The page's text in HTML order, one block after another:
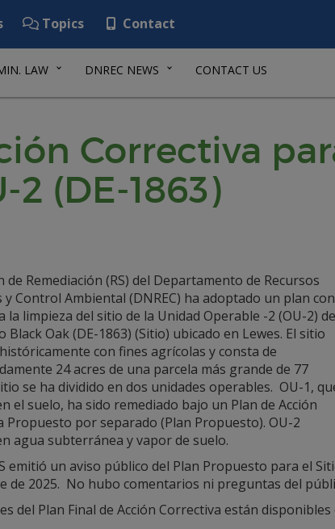
Topics Contact
LAW DNREC NEWS CONTACT US
Correctiva
2 (DE-1863)
de Remediación (RS) del Departamento de Recursos
Control Ambiental (DNREC) ha adoptado un plan con
la limpieza del sitio de la Unidad Operable -2 (OU-2)
Black Oak (DE-1863) (Sitio) ubicado en Lewes. El sitio
con fines agrícolas y consta de
24 acres de una parcela más grande de 77
se ha dividido en dos unidades operables. OU-1,
el suelo, ha sido remediado bajo un Plan de Acción
Propuesto por separado (Plan Propuesto). OU-2
agua subterránea y vapor de suelo.
emitió un aviso público del Plan Propuesto para el
de 2025. No hubo comentarios ni preguntas del
del Plan Final de Acción Correctiva están